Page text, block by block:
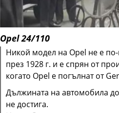
Opel 24/110
Никой модел на Opel не е
през 1928 г. и е спрян от
когато Opel е погълнат от
Дължината на автомобила
не достига.